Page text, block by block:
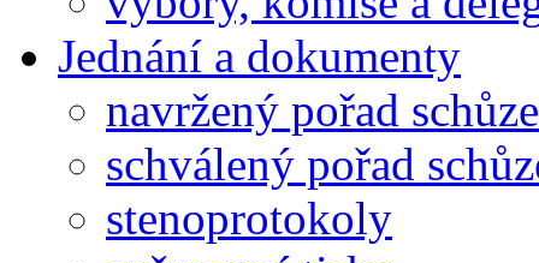
Jednání a dokumenty
navržený pořad schůze
schválený pořad
stenoprotokoly